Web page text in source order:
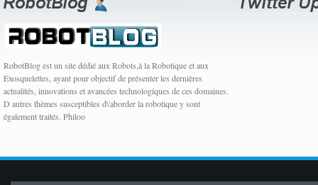
RobotBlog est un site dédié aux Robots,à la Robotique et aux
Exosquelettes, ayant pour objectif de présenter les dernières
actualités, innovations et avancées technologiques de ces domaines.
D autres thèmes susceptibles d\'aborder la robotique y sont
également traités. Philoo